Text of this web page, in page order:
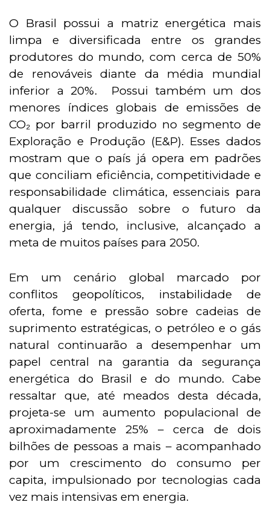
O Brasil possui a matriz energética mais
limpa e diversificada entre os grandes
produtores do mundo, com cerca de 50%
de renováveis diante da média mundial
inferior a 20%. Possui também um dos
menores índices globais de emissões de
CO₂ por barril produzido no segmento de
Exploração e Produção (E&P). Esses dados
mostram que o país já opera em padrões
que conciliam eficiência, competitividade e
responsabilidade climática, essenciais para
qualquer discussão sobre o futuro da
energia, já tendo, inclusive, alcançado a
meta de muitos países para 2050.
Em um cenário global marcado por
conflitos geopolíticos, instabilidade de
oferta, fome e pressão sobre cadeias de
suprimento estratégicas, o petróleo e o gás
natural continuarão a desempenhar um
papel central na garantia da segurança
energética do Brasil e do mundo. Cabe
ressaltar que, até meados desta década,
projeta-se um aumento populacional de
aproximadamente 25% – cerca de dois
bilhões de pessoas a mais – acompanhado
por um crescimento do consumo per
capita, impulsionado por tecnologias cada
vez mais intensivas em energia.